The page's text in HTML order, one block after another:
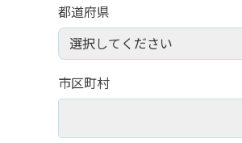
都道府県
市区町村